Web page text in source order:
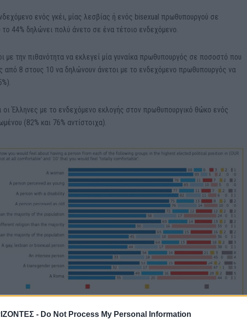
- Do Not Process My Personal Information
ενός γκέι, μίας λεσβίας ή ενός bisexual πρωθυπουργού σε
44% δηλώνει πολύ άνετο σε ένα τέτοιο ενδεχόμενο.
με την πιθανότητα να εκλεγεί μία γυναίκα πρωθυπουργός σε ποσοστό που
από 8 στους 10 να δηλώνουν άνετοι με το ενδεχόμενο πρωθυπουργός να
οι Έλληνες με το ενδεχόμενο εκλογής στον πρωθυπουργικό θώκο ενός
(82% και 76% αντίστοιχα).
άνετο με πρωθυπουργό με διαφορετικό χρώμα δέρματος από την